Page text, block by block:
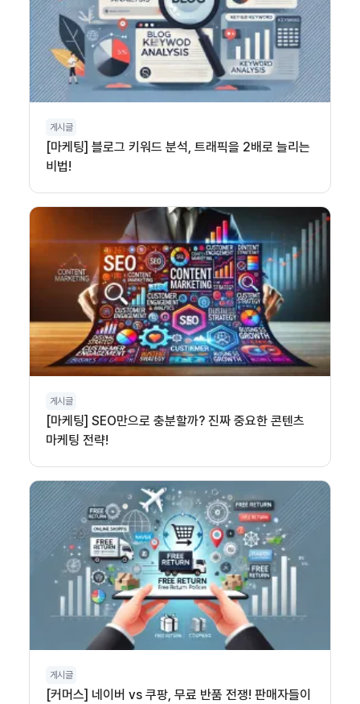
게시글
[마케팅] 블로그 키워드 분석, 트래픽을 2배로 늘리는
비법!
게시글
[마케팅] SEO만으로 충분할까? 진짜 중요한 콘텐츠
마케팅 전략!
게시글
[커머스] 네이버 vs 쿠팡, 무료 반품 전쟁! 판매자들이